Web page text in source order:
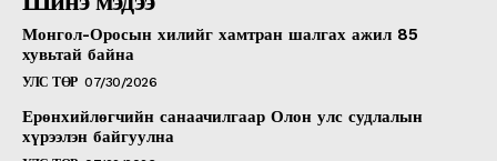
Монгол-Оросын хилийг хамтран шалгах ажил 85
хувьтай байна
УЛС ТӨР 07/30/2026
Ерөнхийлөгчийн санаачилгаар Олон улс судлалын
хүрээлэн байгуулна